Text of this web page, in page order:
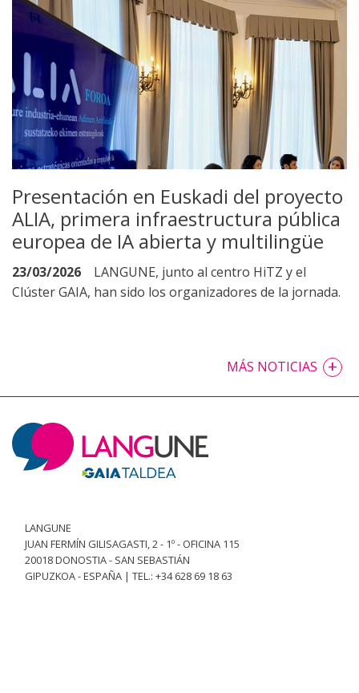
Presentación en Euskadi del proyecto
ALIA, primera infraestructura pública
europea de IA abierta y multilingüe
23/03/2026
LANGUNE, junto al centro HiTZ y el
Clúster GAIA, han sido los organizadores de la jornada.
MÁS NOTICIAS +
LANGUNE
JUAN FERMÍN GILISAGASTI, 2 - 1º - OFICINA 115
20018 DONOSTIA - SAN SEBASTIÁN
GIPUZKOA - ESPAÑA | TEL.: +34 628 69 18 63